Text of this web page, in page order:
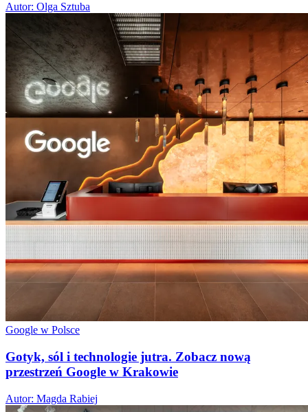
Autor: Olga Sztuba
Google w Polsce
Gotyk, sól i technologie jutra. Zobacz nową
przestrzeń Google w Krakowie
Autor: Magda Rabiej